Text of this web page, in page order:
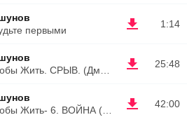
1:14
первыми
25:48
42:00